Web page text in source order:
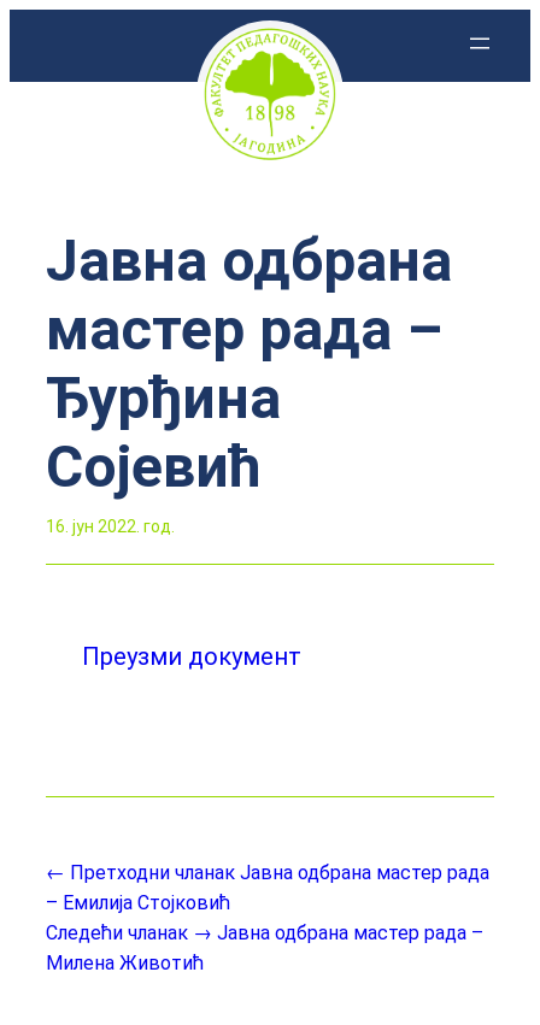
Јавна одбрана
мастер рада –
Ђурђина
Сојевић
16. јун 2022. год.
Преузми документ
← Претходни чланак Јавна одбрана мастер рада
– Емилија Стојковић
Следећи чланак → Јавна одбрана мастер рада –
Милена Животић